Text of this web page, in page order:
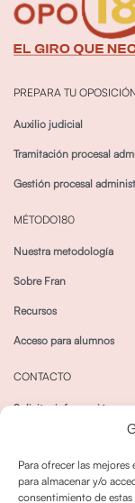
Para ofrecer las
para almacenar y/o
consentimiento de
PREPARA TU
Auxilio judicial
Tramitación procesal
Gestión procesal
MÉTODO180
Nuestra metodología
Sobre Fran
Recursos
Acceso para alumnos
CONTACTO
Solicitar información